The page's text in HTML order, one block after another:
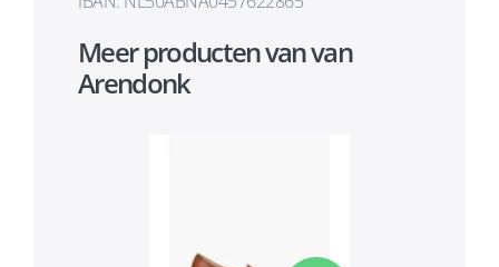
Meer producten van van
Arendonk